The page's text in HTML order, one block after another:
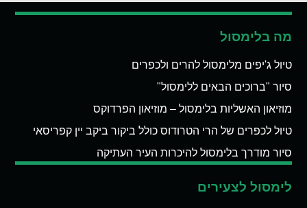
מה בלימסול
טיול ג'יפים מלימסול להרים ולכפרים
סיור "ברוכים הבאים ללימסול"
מוזיאון האשליות בלימסול – מוזיאון הפרדוקס
טיול לכפרים של הרי הטרודוס כולל ביקור ביקב יין קפריסאי
סיור מודרך בלימסול להיכרות העיר העתיקה
לימסול לצעירים